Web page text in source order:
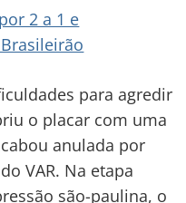
2 a 1 e
para agredir
o placar com uma
anulada por
VAR. Na etapa
são-paulina, o